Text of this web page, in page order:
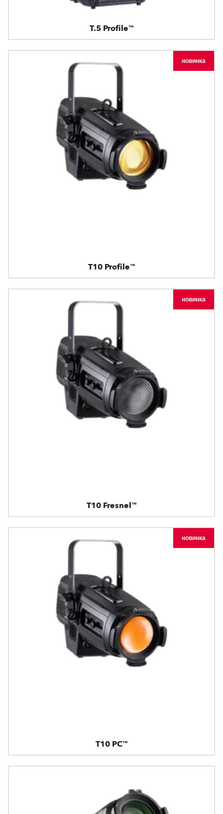
T.5 Profile™
T10 Profile™
новинка
T10 Fresnel™
новинка
T10 PC™
новинка